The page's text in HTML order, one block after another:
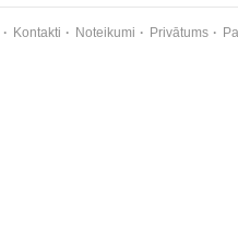
Kontakti Noteikumi Privātums